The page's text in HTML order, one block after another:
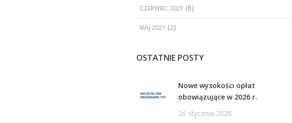
CZERWIEC 2021 (8)
MAJ 2021 (2)
OSTATNIE POSTY
Nowe wysokości opłat
obowiązujące w 2026 r.
26 stycznia 2026